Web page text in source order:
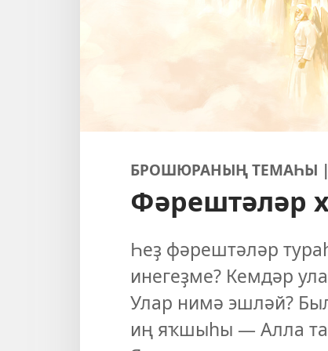
БРОШЮРАНЫҢ ТЕМАҺЫ
Фәрештәләр
Һеҙ фәрештәләр
инегеҙме? Кемдәр
Улар нимә эшләй?
иң яҡшыһы — Алла